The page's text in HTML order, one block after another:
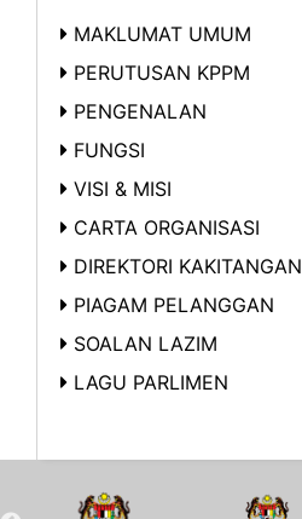
MAKLUMAT UMUM
PERUTUSAN KPPM
PENGENALAN
FUNGSI
VISI & MISI
CARTA ORGANISASI
DIREKTORI KAKITANGAN
PIAGAM PELANGGAN
SOALAN LAZIM
LAGU PARLIMEN